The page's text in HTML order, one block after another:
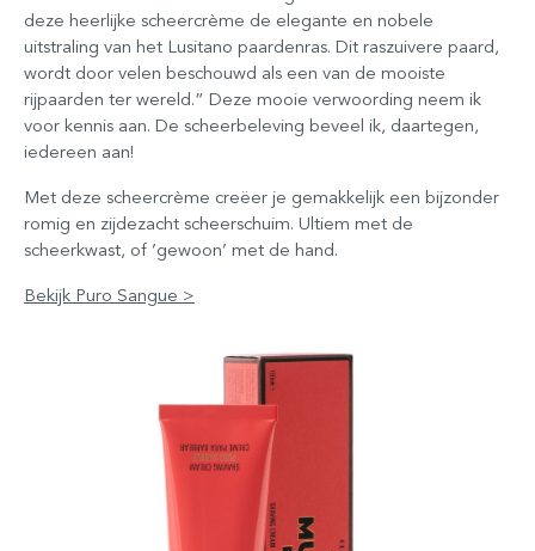
deze heerlijke scheercrème de elegante en nobele
uitstraling van het Lusitano paardenras. Dit raszuivere paard,
wordt door velen beschouwd als een van de mooiste
rijpaarden ter wereld.” Deze mooie verwoording neem ik
voor kennis aan. De scheerbeleving beveel ik, daartegen,
iedereen aan!
Met deze scheercrème creëer je gemakkelijk een bijzonder
romig en zijdezacht scheerschuim. Ultiem met de
scheerkwast, of ’gewoon’ met de hand.
Bekijk Puro Sangue >